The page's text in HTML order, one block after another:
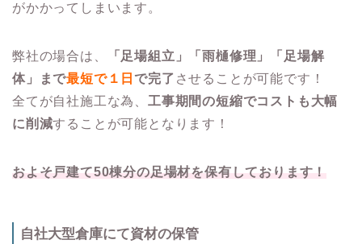
がかかってしまいます。
弊社の場合は、
「足場組立」「雨樋修理」「足場解
体」まで最短で１日で完了 させることが可能です！
全てが自社施工な為、 工事期間の短縮でコストも大幅
に削減することが可能となります！
およそ戸建て50棟分の足場材を保有しております！
自社大型倉庫にて資材の保管